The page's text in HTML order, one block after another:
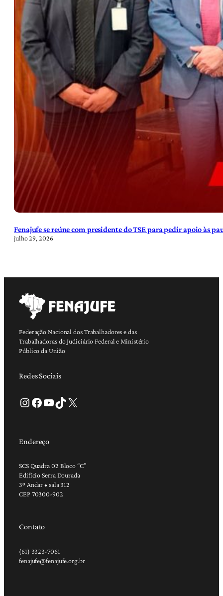
Fenajufe se reúne com presidente do TSE para pedir apoio às
julho 29, 2026
Federação Nacional dos Trabalhadores e das
Trabalhadoras do Judiciário Federal e Ministério
Público da União
Redes Sociais
Instagram Facebook Youtube TikTok X
Endereço
SCS Quadra 02 Bloco “C”
Edifício Serra Dourada
3º Andar • sala 312
CEP 70300-902
Contato
(61) 3323-7061
fenajufe@fenajufe.org.br